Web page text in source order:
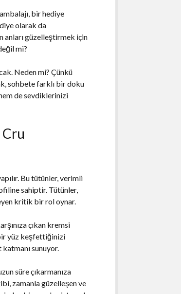
bir hediye
olarak da
anları güzelleştirmek için
mi?
Neden mi? Çünkü
sohbete farklı bir doku
de sevdiklerinizi
Bu tütünler, verimli
sahiptir. Tütünler,
kritik bir rol oynar.
çıkan kremsi
yüz keşfettiğinizi
sunuyor.
süre çıkarmanıza
zamanla güzelleşen ve